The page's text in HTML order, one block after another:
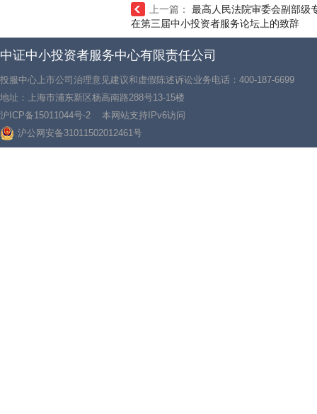
上一篇：
最高人民法院审委会副部级
在第三届中小投资者服务论坛上的致辞
中证中小投资者服务中心有限责任公司
投服中心上市公司治理意见建议和虚假陈述诉讼业务电话：400-187-6699
地址：上海市浦东新区杨高南路288号13-15楼
沪ICP备15011044号-2 本网站支持IPv6访问
沪公网安备31011502012461号